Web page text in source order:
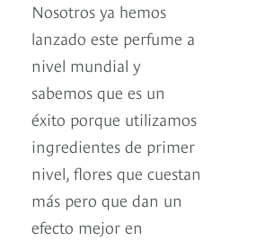
Nosotros ya hemos
lanzado este perfume a
nivel mundial y
sabemos que es un
éxito porque utilizamos
ingredientes de primer
nivel, flores que cuestan
más pero que dan un
efecto mejor en